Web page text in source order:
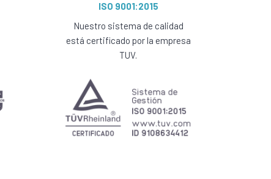
ISO 9001:2015
Nuestro sistema de calidad
está certificado por la empresa
TUV.